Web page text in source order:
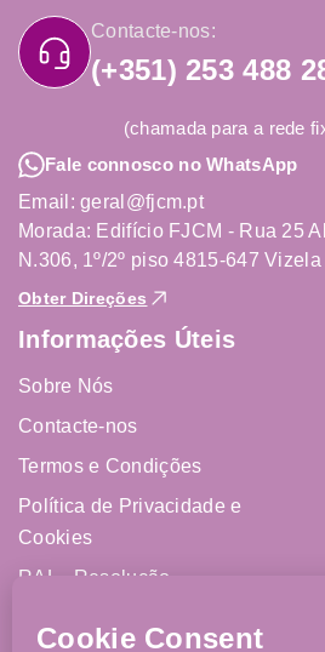
Contacte-nos:
(+351) 253 488
(chamada para a rede
Fale connosco no WhatsApp
Email: geral@fjcm.pt
Morada: Edifício FJCM - Rua 25
N.306, 1º/2º piso 4815-647 Vizela
Obter Direções
Informações Úteis
Sobre Nós
Contacte-nos
Termos e Condições
Política de Privacidade e
Cookies
RAL - Resolução